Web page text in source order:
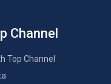
Channel
Top Channel